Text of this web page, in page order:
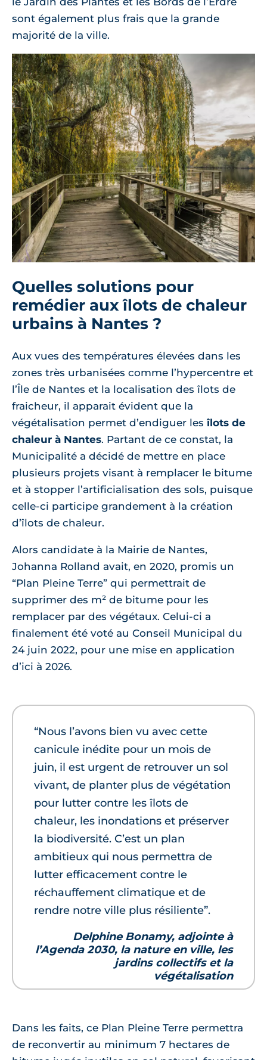
sont également plus frais que la grande
majorité de la ville.
Quelles solutions pour
remédier aux îlots de chaleur
urbains à Nantes ?
Aux vues des températures élevées dans les
zones très urbanisées comme l’hypercentre et
l’Île de Nantes et la localisation des îlots de
fraicheur, il apparait évident que la
végétalisation permet d’endiguer lesîlots de
chaleur à Nantes. Partant de ce constat, la
Municipalité a décidé de mettre en place
plusieurs projets visant à remplacer le bitume
et à stopper l’artificialisation des sols, puisque
celle-ci participe grandement à la création
d’îlots de chaleur.
Alors candidate à la Mairie de Nantes,
Johanna Rolland avait, en 2020, promis un
“Plan Pleine Terre” qui permettrait de
supprimer des m² de bitume pour les
remplacer par des végétaux. Celui-ci a
finalement été voté au Conseil Municipal du
24 juin 2022, pour une mise en application
d’ici à 2026.
“Nous l’avons bien vu avec cette
canicule inédite pour un mois de
juin, il est urgent de retrouver un sol
vivant, de planter plus de végétation
pour lutter contre les îlots de
chaleur, les inondations et préserver
la biodiversité. C’est un plan
ambitieux qui nous permettra de
lutter efficacement contre le
réchauffement climatique et de
rendre notre ville plus résiliente”.
Delphine Bonamy, adjointe à
l’Agenda 2030, la nature en ville, les
jardins collectifs et la
végétalisation
Dans les faits, ce Plan Pleine Terre permettra
de reconvertir au minimum 7 hectares de